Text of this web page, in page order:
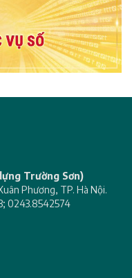
Trường Sơn)
Phương, TP. Hà Nội.
0243.8542574